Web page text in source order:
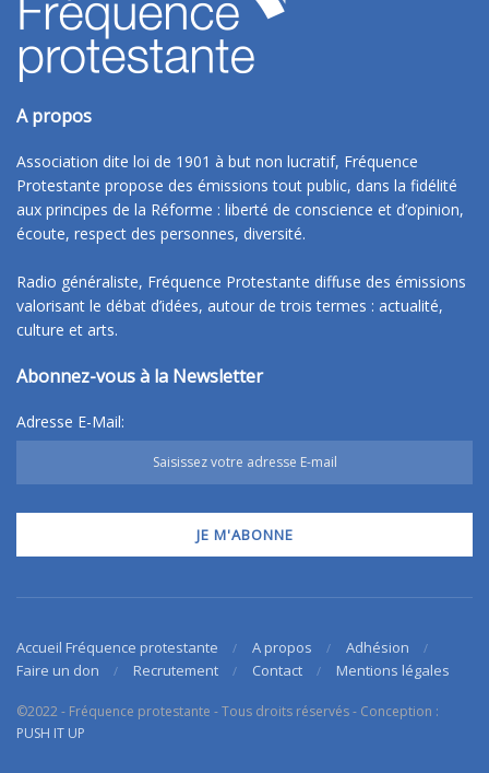
A propos
Association dite loi de 1901 à but non lucratif, Fréquence
Protestante propose des émissions tout public, dans la fidélité
aux principes de la Réforme : liberté de conscience et d’opinion,
écoute, respect des personnes, diversité.
Radio généraliste, Fréquence Protestante diffuse des émissions
valorisant le débat d’idées, autour de trois termes : actualité,
culture et arts.
Abonnez-vous à la Newsletter
Adresse E-Mail:
Accueil Fréquence protestante A propos
Adhésion
Faire un don
Recrutement Contact Mentions légales
©2022 - Fréquence protestante - Tous droits réservés - Conception :
PUSH IT UP